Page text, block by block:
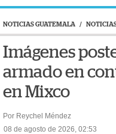
NOTICIAS GUATEMALA /
Imágenes
armado en
en Mixco
Por Reychel Méndez
08 de agosto de 2026, 02:53